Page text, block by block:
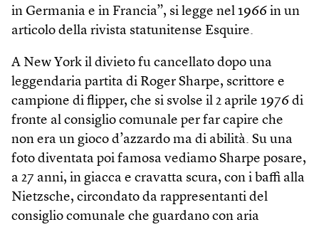
in Germania e in Francia”, si legge nel 1966 in un
articolo della rivista statunitense Esquire.
A New York il divieto fu cancellato dopo una
leggendaria partita di Roger Sharpe, scrittore e
campione di flipper, che si svolse il 2 aprile 1976 di
fronte al consiglio comunale per far capire che
non era un gioco d’azzardo ma di abilità. Su una
foto diventata poi famosa vediamo Sharpe posare,
a 27 anni, in giacca e cravatta scura, con i baffi alla
Nietzsche, circondato da rappresentanti del
consiglio comunale che guardano con aria